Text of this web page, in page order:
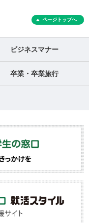
ページトップへ
ビジネスマナー
卒業・卒業旅行